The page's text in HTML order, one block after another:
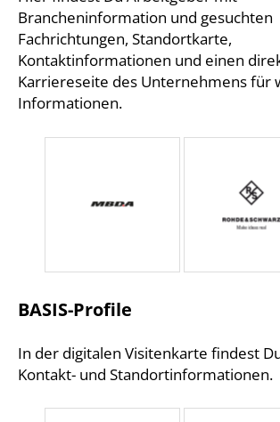
Brancheninformation und gesuchten
Fachrichtungen, Standortkarte,
Kontaktinformationen und einen
Karriereseite des Unternehmens für
Informationen.
BASIS-Profile
In der digitalen Visitenkarte findest
Kontakt- und Standortinformationen.